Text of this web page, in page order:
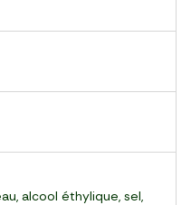
alcool éthylique, sel,